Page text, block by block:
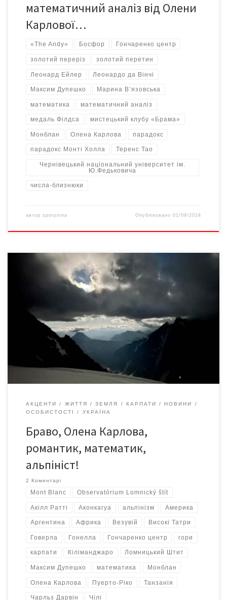
математичний аналіз від Олени
Карлової…
«The Andy» Босфор Гончаренко центр
золотий переріз золотий перетин
Леонард Ейлер Леонардо да Вінчі
Максим Дупешко Марина В’язовська
математика математичний аналіз
медаль Філдса мистецький клубу «Брама»
Монблан Олена Карлова парадокс
парадокс Монті Холла Теренс Тао
Чернівецький національний університет ім.
Ю.Федьковича
числа-близнюки
автор sporynina Опубліковано01/09/2024
У квітні разом із Леною Карловою на черговому засіданні
Америці на Аконкагуа, в Африці на Кіліманджаро, Танзанія, в
Альпах на Монблані і на Говерлі у Карпатах. І ще на горі-вулкані
Везувій. Читаю про подорожі Олени на ФБ: цікаві, несподівані,
надихаючі, нелегкі, дивовижні… […]
АКЦЕНТИ ЖИТТЯ ЗЕМЛЯ КАРПАТИ
НОВИНИ
ОСОБИСТОСТІ
УКРАЇНА
Браво, Олена Карлова,
романтик, математик,
альпініст!
2 Коментарі
Mont Blanc Observatórium Lomnický štít
Акілл Ратті Аконкагуа альпінізм Америка
Аргентина Африка Везувій Високі Татри
Говерла Гонелла Гончаренко центр гори
карпати Кіліманджаро Ломницький Штит
Максим Дупешко математика Монблан
Олена Карлова Пуерто-Ріко Танзанія
Чарльз Дарвін Чілі